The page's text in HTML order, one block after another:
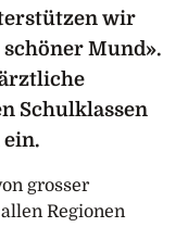
wir
Mund».
Schulklassen
ein.
grosser
Regionen